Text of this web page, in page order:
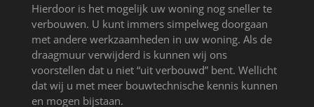
Hierdoor is het mogelijk uw woning nog sneller te
verbouwen. U kunt immers simpelweg doorgaan
met andere werkzaamheden in uw woning. Als de
draagmuur verwijderd is kunnen wij ons
voorstellen dat u niet “uit verbouwd” bent. Wellicht
dat wij u met meer bouwtechnische kennis kunnen
en mogen bijstaan.